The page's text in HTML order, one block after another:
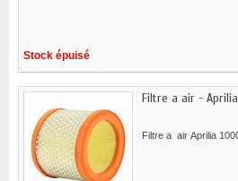
Stock épuisé
Filtre a air -
Filtre a air Aprilia